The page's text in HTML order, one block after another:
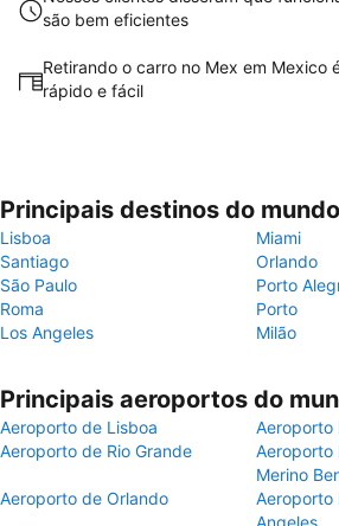
são bem eficientes
Retirando o carro no Mex em Mexico
rápido e fácil
Principais destinos do mundo
Lisboa
Miami
Santiago
Orlando
São Paulo
Porto
Roma
Porto
Los Angeles
Milão
Principais aeroportos do
Aeroporto de Lisboa
Aeroporto
Aeroporto de Rio Grande
Aeroporto
Merino
Aeroporto de Orlando
Aeroporto
Angeles